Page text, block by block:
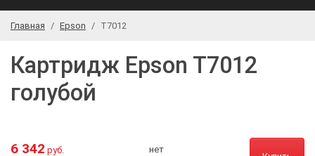
Главная Epson T7012
Картридж Epson T7012
голубой
6 342 руб. нет